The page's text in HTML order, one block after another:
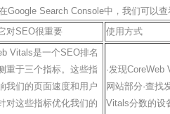
Google Search Console中，我们可以
对SEO很重要 使用方式
Vitals是一个SEO排名
重于三个指标。这些指
我们的页面速度和用户
对这些指标优化我们的
·发现CoreWeb
网站部分·查找
Vitals分数的设